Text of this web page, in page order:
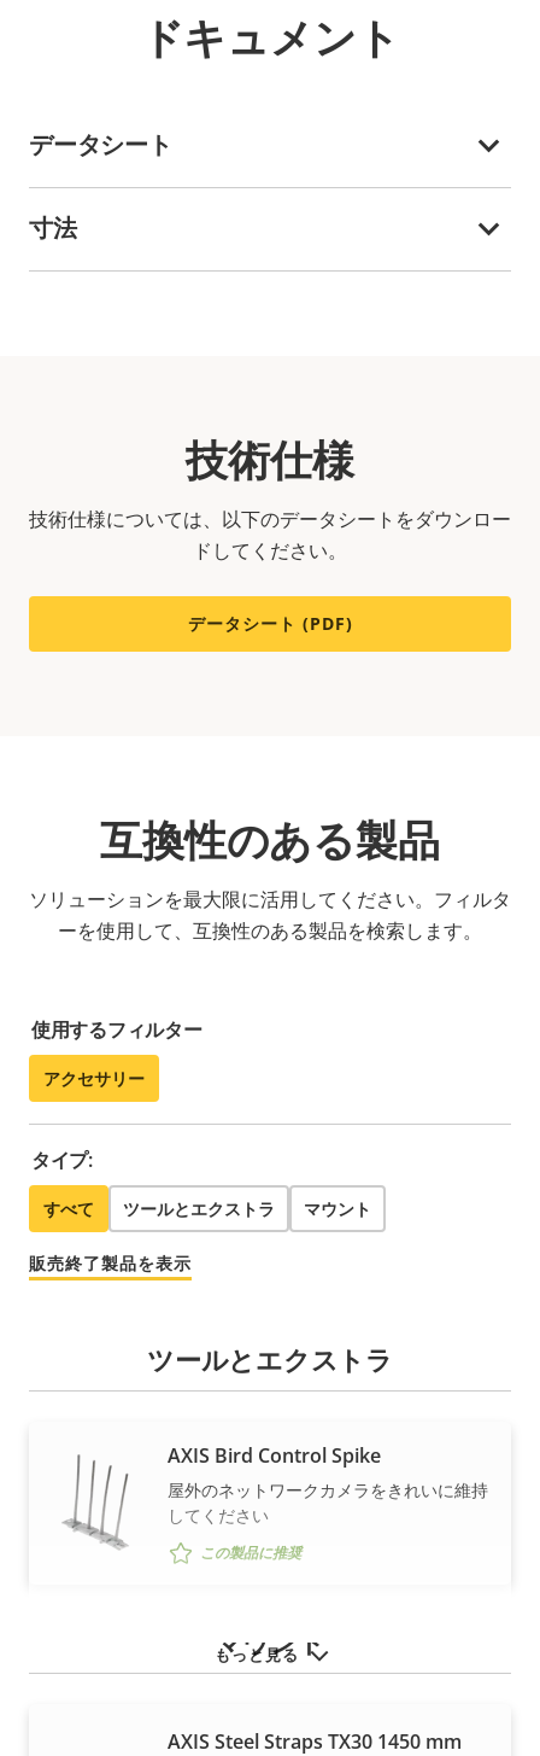
ドキュメント
データシート
寸法
技術仕様
技術仕様については、以下のデータシートをダウンロー
ドしてください。
データシート (PDF)
互換性のある製品
ソリューションを最大限に活用してください。フィルタ
ーを使用して、互換性のある製品を検索します。
使用するフィルター
アクセサリー
タイプ:
すべて ツールとエクストラ マウント
販売終了製品を表示
もっと見る
ツールとエクストラ
AXIS Bird Control Spike
屋外のネットワークカメラをきれいに維持
してください
この製品に推奨
マウント
AXIS Steel Straps TX30 1450 mm